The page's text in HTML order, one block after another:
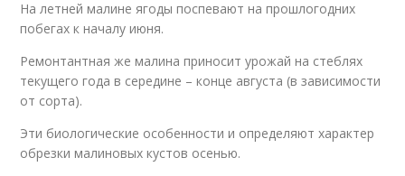
На летней малине ягоды поспевают на прошлогодних
побегах к началу июня.
Ремонтантная же малина приносит урожай на стеблях
текущего года в середине – конце августа (в зависимости
от сорта).
Эти биологические особенности и определяют характер
обрезки малиновых кустов осенью.